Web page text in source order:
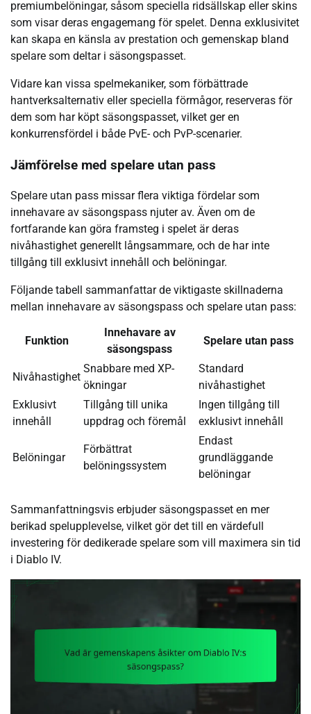
premiumbelöningar, såsom speciella ridsällskap eller skins
som visar deras engagemang för spelet. Denna exklusivitet
kan skapa en känsla av prestation och gemenskap bland
spelare som deltar i säsongspasset.
Vidare kan vissa spelmekaniker, som förbättrade
hantverksalternativ eller speciella förmågor, reserveras för
dem som har köpt säsongspasset, vilket ger en
konkurrensfördel i både PvE- och PvP-scenarier.
Jämförelse med spelare utan pass
Spelare utan pass missar flera viktiga fördelar som
innehavare av säsongspass njuter av. Även om de
fortfarande kan göra framsteg i spelet är deras
nivåhastighet generellt långsammare, och de har inte
tillgång till exklusivt innehåll och belöningar.
Följande tabell sammanfattar de viktigaste skillnaderna
mellan innehavare av säsongspass och spelare utan pass:
Funktion
Innehavare av
säsongspass
Spelare utan pass
Nivåhastighet
Snabbare med XP-
ökningar
Standard
nivåhastighet
Exklusivt
innehåll
Tillgång till unika
uppdrag och föremål
Ingen tillgång till
exklusivt innehåll
Belöningar
Förbättrat
belöningssystem
Endast
grundläggande
belöningar
Sammanfattningsvis erbjuder säsongspasset en mer
berikad spelupplevelse, vilket gör det till en värdefull
investering för dedikerade spelare som vill maximera sin tid
i Diablo IV.